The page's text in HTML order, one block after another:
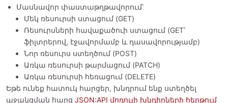
Մասնավոր փաստաթղթավորում՝
Մեկ ռեսուրսի ստացում (GET)
Ռեսուրսների հավաքածուի ստացում (GET՝
ֆիլտրերով, էջավորմամբ և դասավորությամբ)
Նոր ռեսուրս ստեղծում (POST)
Առկա ռեսուրսի թարմացում (PATCH)
Առկա ռեսուրսի հեռացում (DELETE)
Եթե ունեք հատուկ հարցեր, խնդրում ենք ստեղծել
աջակցման հարց JSON:API մոդուլի խնդիրների հերթում